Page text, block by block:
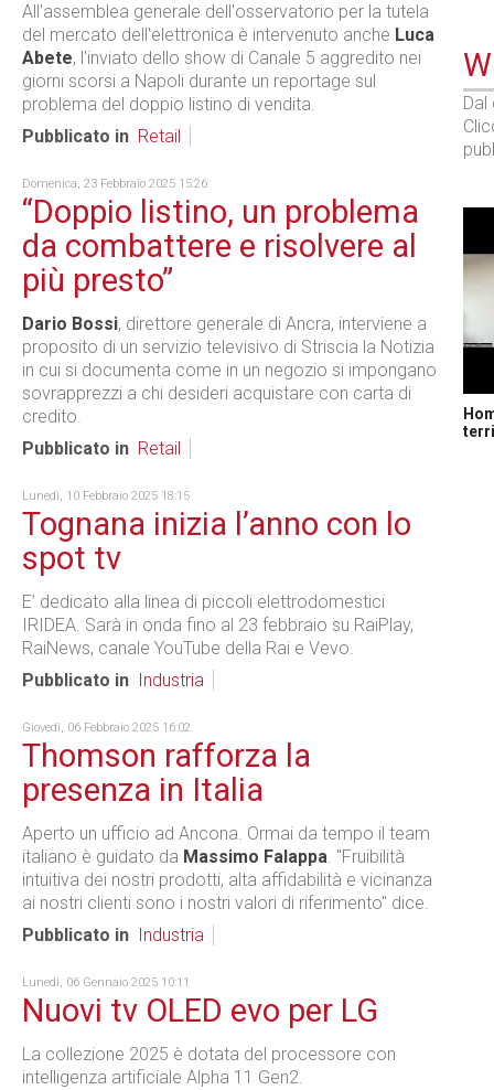
All'assemblea generale dell'osservatorio per la tutela
del mercato dell'elettronica è intervenuto anche Luca
Abete, l'inviato dello show di Canale 5 aggredito nei
giorni scorsi a Napoli durante un reportage sul
problema del doppio listino di vendita.
Pubblicato in Retail
Domenica, 23 Febbraio 2025 15:26
“Doppio listino, un problema
da combattere e risolvere al
più presto”
Dario Bossi, direttore generale di Ancra, interviene a
proposito di un servizio televisivo di Striscia la Notizia
in cui si documenta come in un negozio si impongano
sovrapprezzi a chi desideri acquistare con carta di
credito.
Pubblicato in Retail
Lunedì, 10 Febbraio 2025 18:15
Tognana inizia l’anno con lo
spot tv
E’ dedicato alla linea di piccoli elettrodomestici
IRIDEA. Sarà in onda fino al 23 febbraio su RaiPlay,
RaiNews, canale YouTube della Rai e Vevo.
Pubblicato in
Industria
Giovedì, 06 Febbraio 2025 16:02
Thomson rafforza la
presenza in Italia
Aperto un ufficio ad Ancona. Ormai da tempo il team
italiano è guidato da Massimo Falappa. "Fruibilità
intuitiva dei nostri prodotti, alta affidabilità e vicinanza
ai nostri clienti sono i nostri valori di riferimento" dice.
Pubblicato in
Industria
Lunedì, 06 Gennaio 2025 10:11
Nuovi tv OLED evo per LG
La collezione 2025 è dotata del processore con
intelligenza artificiale Alpha 11 Gen2.